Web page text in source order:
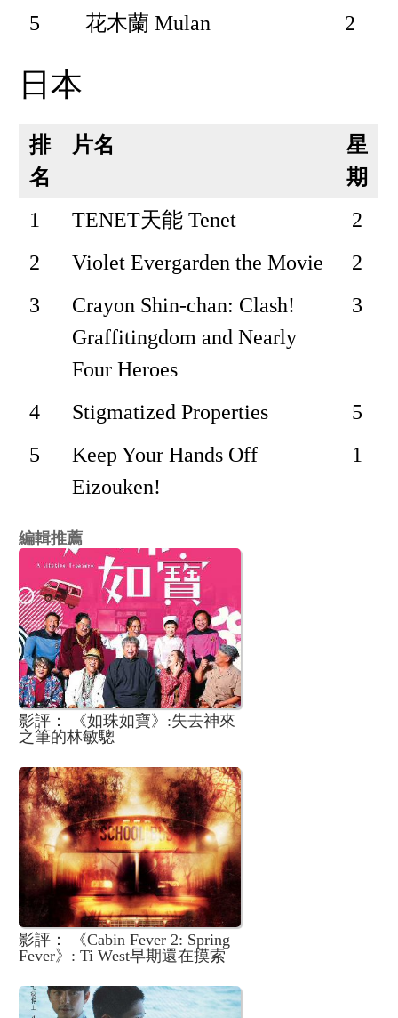
5 花木蘭 Mulan 2
日本
排
名
片名
星
期
1
TENET天能 Tenet
2
2
Violet Evergarden the Movie
2
3
Crayon Shin-chan: Clash!
Graffitingdom and Nearly
Four Heroes
3
4 Stigmatized Properties
5
5
Keep Your Hands Off
Eizouken!
1
編輯推薦
影評： 《如珠如寶》:失去神來
之筆的林敏驄
影評： 《Cabin Fever 2: Spring
Fever》: Ti West早期還在摸索